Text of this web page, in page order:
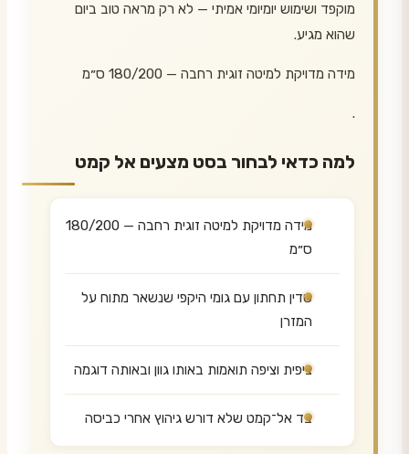
מוקפד ושימוש יומיומי אמיתי — לא רק מראה טוב ביום
שהוא מגיע.
מידה מדויקת למיטה זוגית רחבה — 180/200 ס״מ
.
למה כדאי לבחור בסט מצעים אל קמט
מידה מדויקת למיטה זוגית רחבה — 180/200
ס״מ
סדין תחתון עם גומי היקפי שנשאר מתוח על
המזרן
ציפית וציפה תואמות באותו גוון ובאותה דוגמה
בד אל־קמט שלא דורש גיהוץ אחרי כביסה